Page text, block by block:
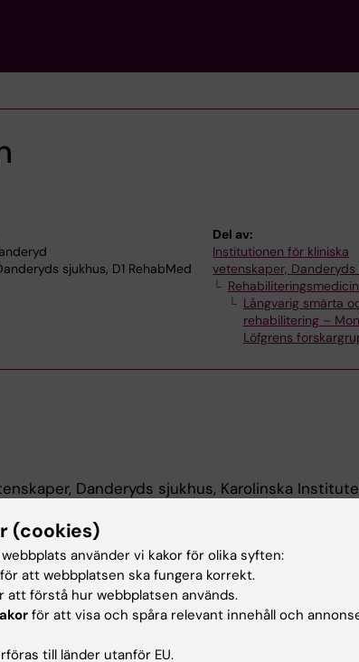
sjukhus, D1 RehabMed
Del av:
Institutionen för kliniska
vetenskaper, Danderyds
Långvarig smärta
rehabilitering –
Löfgrens
Danderyds sjukhus, Karolinska
Med Huvudområdet, Karolinska Institutet,
Karolinska Institutet, 2001
(cookies)
använder vi kakor för olika syften:
att webbplatsen ska fungera korrekt.
att förstå hur webbplatsen används.
för att visa och spåra relevant innehåll och
till länder utanför EU.